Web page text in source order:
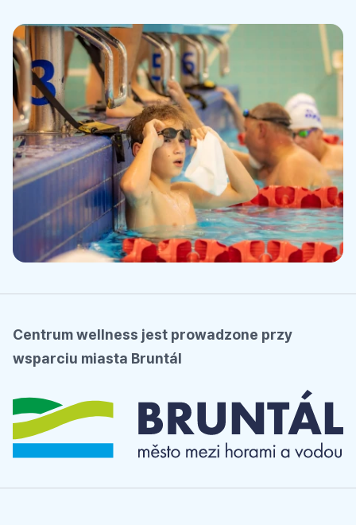
Centrum wellness jest prowadzone przy
wsparciu miasta Bruntál